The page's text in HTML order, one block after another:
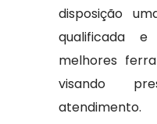
disposição
qualificada
melhores
visando
atendimento.